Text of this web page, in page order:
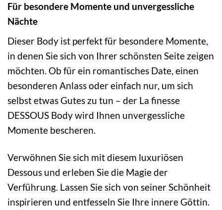
Für besondere Momente und unvergessliche
Nächte
Dieser Body ist perfekt für besondere Momente,
in denen Sie sich von Ihrer schönsten Seite zeigen
möchten. Ob für ein romantisches Date, einen
besonderen Anlass oder einfach nur, um sich
selbst etwas Gutes zu tun – der La finesse
DESSOUS Body wird Ihnen unvergessliche
Momente bescheren.
Verwöhnen Sie sich mit diesem luxuriösen
Dessous und erleben Sie die Magie der
Verführung. Lassen Sie sich von seiner Schönheit
inspirieren und entfesseln Sie Ihre innere Göttin.